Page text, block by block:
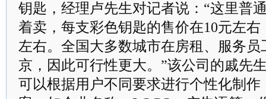
钥匙，经理卢先生对记者说：“这里普
着卖，每支彩色钥匙的售价在10元左右
左右。全国大多数城市在房租、服务
京，因此可行性更大。”该公司的戚先
可以根据用户不同要求进行个性化制